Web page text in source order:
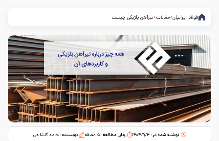
فولاد ایرانیان مقالات تیرآهن بلژیکی چیست
نوشته شده در: ۱۴۰۴/۹/۴ زمان مطالعه:‌ ۵ دقیقه نویسنده: حامد گلشاهی